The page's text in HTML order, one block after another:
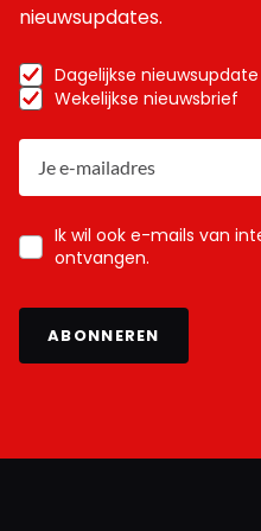
nieuwsupdates.
Dagelijkse nieuwsupdate
Wekelijkse nieuwsbrief
Ik wil ook e-mails van
ontvangen.
ABONNEREN